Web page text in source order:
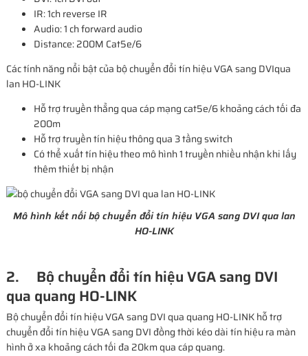
IR: 1ch reverse IR
Audio: 1 ch forward audio
Distance: 200M Cat5e/6
Các tính năng nổi bật của bộ chuyển đổi tín hiệu VGA sang DVIqua
lan HO-LINK
Hỗ trợ truyền thẳng qua cáp mạng cat5e/6 khoảng cách tối đa
200m
Hỗ trợ truyền tín hiệu thông qua 3 tầng switch
Có thể xuất tín hiệu theo mô hình 1 truyền nhiều nhận khi lấy
thêm thiết bị nhận
Mô hình kết nối bộ chuyển đổi tín hiệu VGA sang DVI qua lan
HO-LINK
2. Bộ chuyển đổi tín hiệu VGA sang DVI
qua quang HO-LINK
Bộ chuyển đổi tín hiệu VGA sang DVI qua quang HO-LINK hỗ trợ
chuyển đổi tín hiệu VGA sang DVI đồng thời kéo dài tín hiệu ra màn
hình ở xa khoảng cách tối đa 20km qua cáp quang.